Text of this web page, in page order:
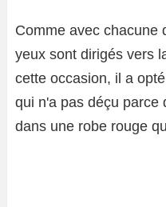
Comme avec chacune
yeux sont dirigés vers
cette occasion, il a
qui n'a pas déçu parce
dans une robe rouge